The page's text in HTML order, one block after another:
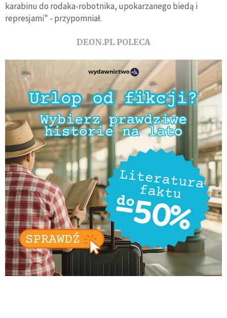
karabinu do rodaka-robotnika, upokarzanego biedą i
represjami" - przypomniał.
DEON.PL POLECA